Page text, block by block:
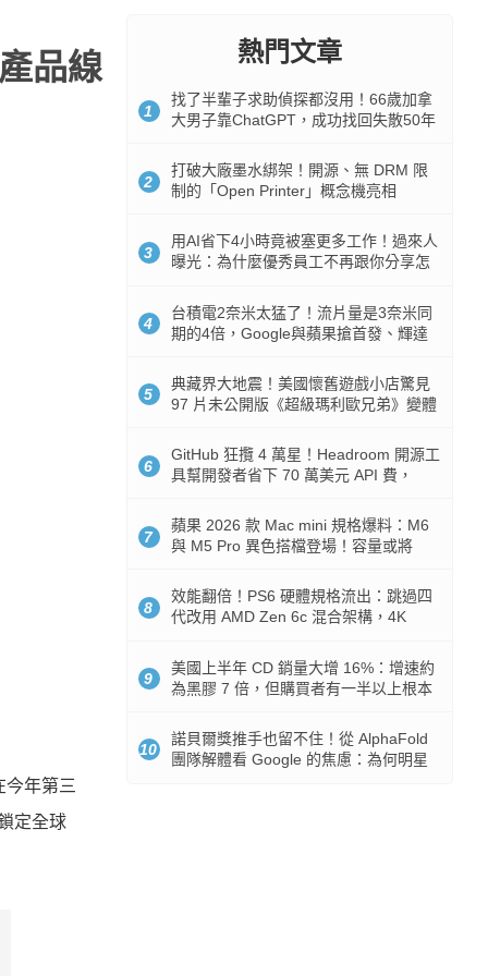
品線
今年第三
定全球
熱門文章
1
找了半輩子求助偵探都沒用！66歲加拿
大男子靠ChatGPT，成功找回失散50年
2
打破大廠墨水綁架！開源、無 DRM 限
制的「Open Printer」概念機亮相
3
用AI省下4小時竟被塞更多工作！過來人
曝光：為什麼優秀員工不再跟你分享怎
4
台積電2奈米太猛了！流片量是3奈米同
期的4倍，Google與蘋果搶首發、輝達
5
典藏界大地震！美國懷舊遊戲小店驚見
97 片未公開版《超級瑪利歐兄弟》變體
6
GitHub 狂攬 4 萬星！Headroom 開源工
具幫開發者省下 70 萬美元 API 費，
7
蘋果 2026 款 Mac mini 規格爆料：M6
與 M5 Pro 異色搭檔登場！容量或將
8
效能翻倍！PS6 硬體規格流出：跳過四
代改用 AMD Zen 6c 混合架構，4K
9
美國上半年 CD 銷量大增 16%：增速約
為黑膠 7 倍，但購買者有一半以上根本
10
諾貝爾獎推手也留不住！從 AlphaFold
團隊解體看 Google 的焦慮：為何明星